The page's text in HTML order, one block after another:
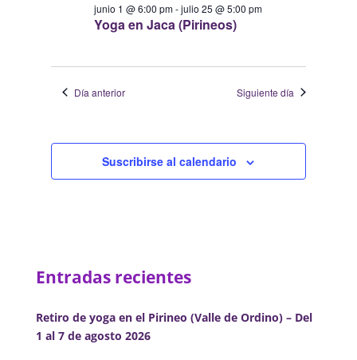
Yoga en Jaca (Pirineos)
junio 1 @ 6:00 pm-julio 25 @ 5:00 pm
Día anterior Siguiente día
Suscribirse al calendario
Entradas recientes
Retiro de yoga en el Pirineo (Valle de Ordino) – Del
1 al 7 de agosto 2026